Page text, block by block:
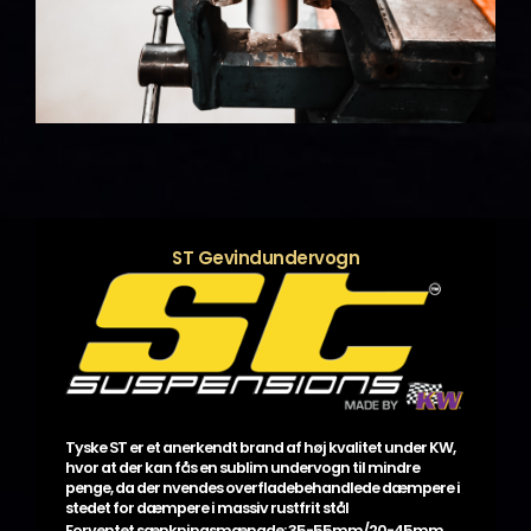
ST Gevindundervogn
Tyske ST er et anerkendt brand af høj kvalitet under KW,
hvor at der kan fås en sublim undervogn til mindre
penge, da der nvendes overfladebehandlede dæmpere i
stedet for dæmpere i massiv rustfrit stål